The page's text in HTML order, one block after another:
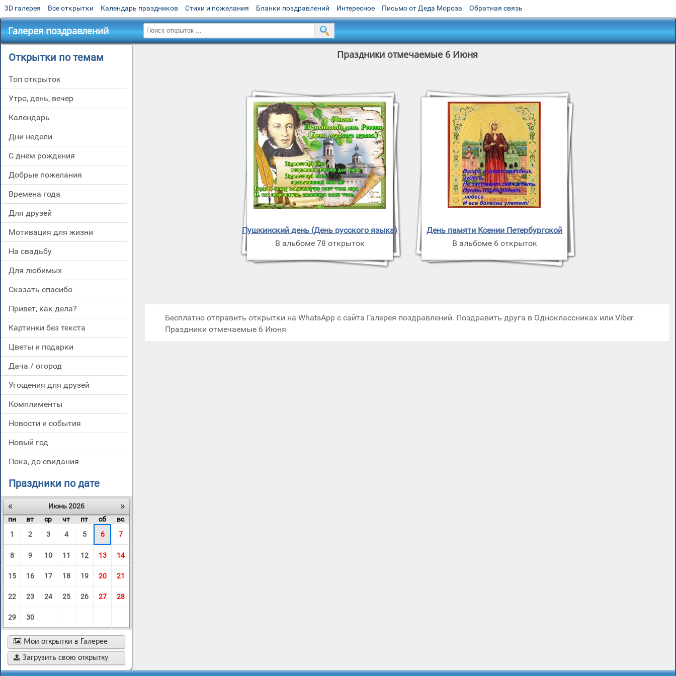
3D галерея Все открытки Календарь праздников Стихи и пожелания Бланки поздравлений Интересное Письмо от Деда Мороза Обратная связь
Галерея поздравлений
Открытки по темам
Топ открыток
утро, день, вечер
Календарь
дни недели
c днем рождения
добрые пожелания
времена года
для друзей
мотивация для жизни
на свадьбу
для любимых
сказать спасибо
привет, как дела?
картинки без текста
цветы и подарки
дача / огород
угощения для друзей
комплименты
новости и события
новый год
пока, до свидания
Праздники по дате
«
»
Июнь 2026
пн
вт ср чт пт сб
вс
1
2 3 4 5 6 7
8 9 10 11 12 13 14
15 16 17 18 19 20 21
22 23 24 25 26 27 28
29 30
 Мои открытки в Галерее
 Загрузить свою открытку
Праздники отмечаемые 6 Июня
Пушкинский день (День русского языка)
В альбоме 78 открыток
День памяти Ксении Петербургской
В альбоме 6 открыток
Бесплатно отправить открытки на WhatsApp с сайта Галерея поздравлений. Поздравить друга в Одноклассниках или Viber.
Праздники отмечаемые 6 Июня